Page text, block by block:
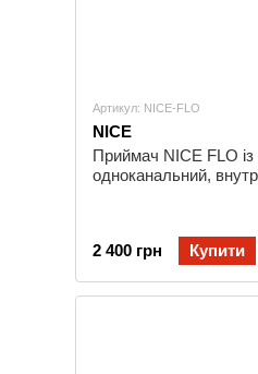
Артикул: NICE-FLO
NICE
Приймач NICE FLO
одноканальний,
2 400 грн Купити